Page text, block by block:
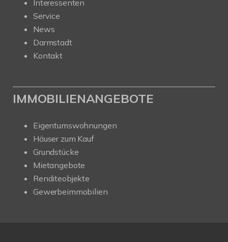
Interessenten
Service
News
Darmstadt
Kontakt
IMMOBILIENANGEBOTE
Eigentumswohnungen
Häuser zum Kauf
Grundstücke
Mietangebote
Renditeobjekte
Gewerbeimmobilien